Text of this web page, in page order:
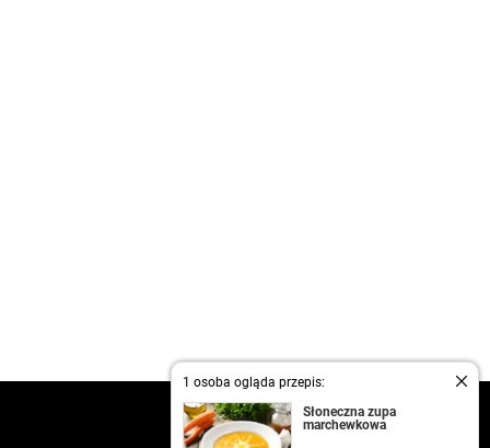
1 osoba ogląda przepis:
Słoneczna zupa
marchewkowa
kontakt
regulamin